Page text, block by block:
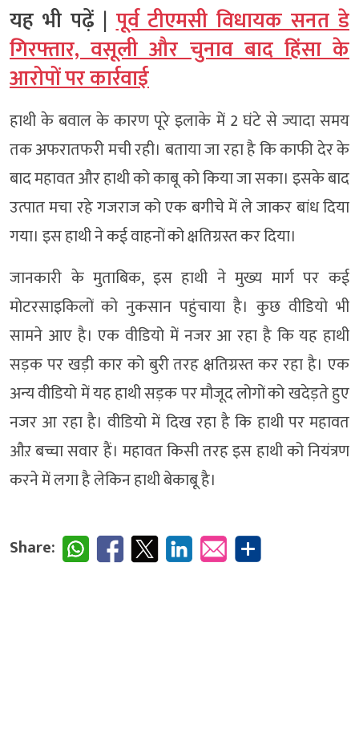
यह भी पढ़ें |पूर्व टीएमसी विधायक सनत डे
गिरफ्तार, वसूली और चुनाव बाद हिंसा के
आरोपों पर कार्रवाई
हाथी के बवाल के कारण पूरे इलाके में 2 घंटे से ज्यादा समय
तक अफरातफरी मची रही। बताया जा रहा है कि काफी देर के
बाद महावत और हाथी को काबू को किया जा सका। इसके बाद
उत्पात मचा रहे गजराज को एक बगीचे में ले जाकर बांध दिया
गया। इस हाथी ने कई वाहनों को क्षतिग्रस्त कर दिया।
जानकारी के मुताबिक, इस हाथी ने मुख्य मार्ग पर कई
मोटरसाइकिलों को नुकसान पहुंचाया है। कुछ वीडियो भी
सामने आए है। एक वीडियो में नजर आ रहा है कि यह हाथी
सड़क पर खड़ी कार को बुरी तरह क्षतिग्रस्त कर रहा है। एक
अन्य वीडियो में यह हाथी सड़क पर मौजूद लोगों को खदेड़ते हुए
नजर आ रहा है। वीडियो में दिख रहा है कि हाथी पर महावत
औऱ बच्चा सवार हैं। महावत किसी तरह इस हाथी को नियंत्रण
करने में लगा है लेकिन हाथी बेकाबू है।
Share: